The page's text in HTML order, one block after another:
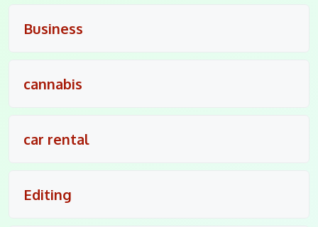
Business
cannabis
car rental
Editing